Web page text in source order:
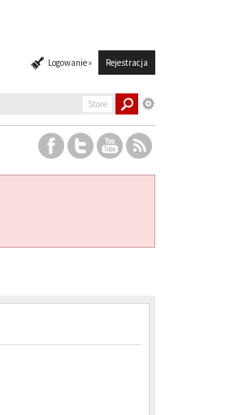
Logowanie » Rejestracja
Store